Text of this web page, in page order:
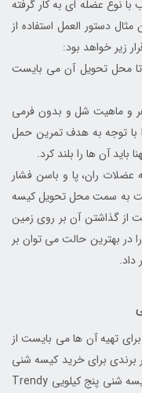
نوع عضله ای به کار گرفته
دستور العمل استفاده از
زیر خواهد بود:
محل تحویل آن می بایست
و ماهیت شل و بدون فرمی
با توجه به هدف تمرین حمل
باید آن ها را بلند کرد.
ران، پا و باسن فشار
به سمت محل تحویل کیسه
از گذاشتن آن بر روی زمین
بهترین حالت می توان بر
داد.
تهیه آن ها می بایست از
برندی برای خرید کیسه شنی
مناسب نخواهد بود. برند اسپرت کالا با ارائه کیسه شنی پنج کیلویی Trendy